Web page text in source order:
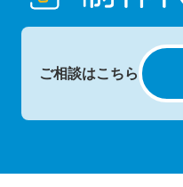
ご相談はこちら